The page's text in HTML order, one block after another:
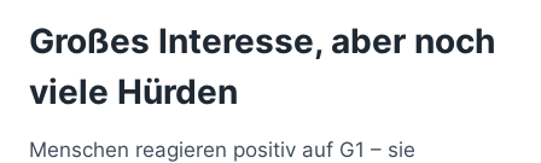
Großes Interesse, aber noch
viele Hürden
Menschen reagieren positiv auf G1 – sie